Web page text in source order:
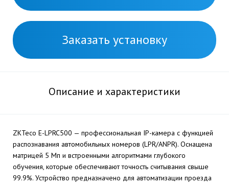
Заказать установку
Описание и характеристики
ZKTeco E-LPRC500 — профессиональная IP-камера с функцией
распознавания автомобильных номеров (LPR/ANPR). Оснащена
матрицей 5 Мп и встроенными алгоритмами глубокого
обучения, которые обеспечивают точность считывания свыше
99.9%. Устройство предназначено для автоматизации проезда